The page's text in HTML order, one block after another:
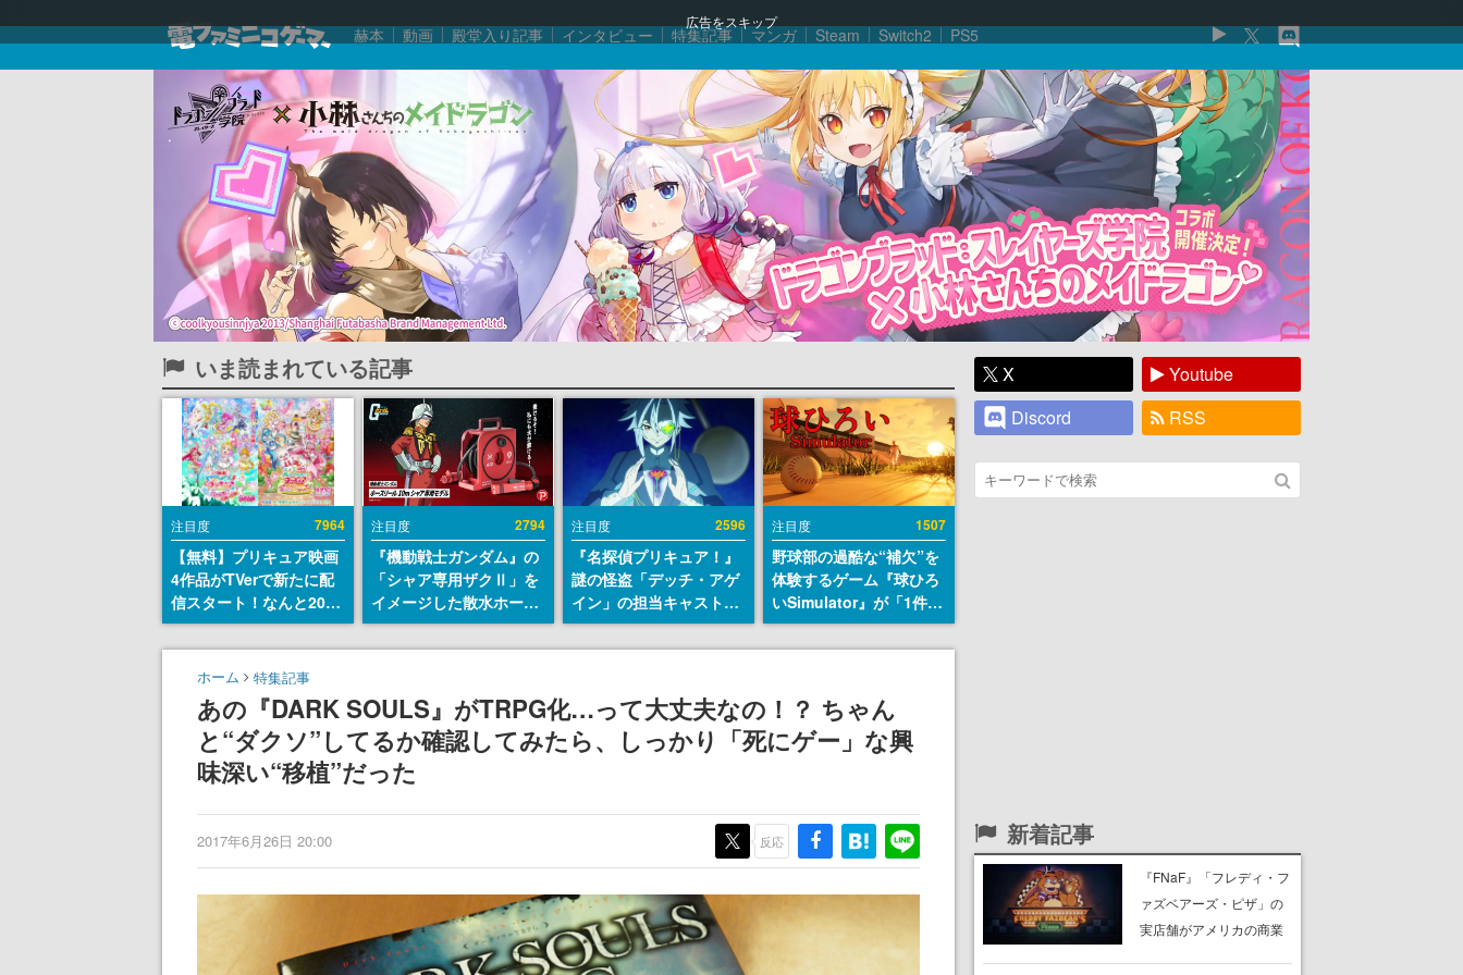
広告をスキップ
赫本 動画 殿堂入り記事 インタビュー 特集記事 マンガ Steam Switch2 PS5
いま読まれている記事
注目度 7964
【無料】プリキュア映画
4作品がTVerで新たに配
信スタート！なんと2018
年～2024年の映画ほぼす
べてが見放題に、ぶっち
ゃけありえないラインナ
注目度 2794
『機動戦士ガンダム』の
「シャア専用ザクⅡ」を
イメージした散水ホース
リールが予約開始。本体
にはシャアのパーソナル
エンブレム、型式番号な
どを配置
注目度 2596
『名探偵プリキュア！』
謎の怪盗「デッチ・アゲ
イン」の担当キャストは
天﨑滉平さんと判明。
『Re:ゼロから始める異
『ヒプノシスマイク』山
田三郎役など
注目度 1507
野球部の過酷な“補欠”を
体験するゲーム『球ひろ
いSimulator』が「1件」
のウィッシュリストをも
とにチェコ語に対応し
ェコのプロ野球選手から
称賛の声
ホーム 特集記事
あの『DARK SOULS』がTRPG化…って大丈夫なの！？ ちゃん
と“ダクソ”してるか確認してみたら、しっかり「死にゲー」な興
味深い“移植”だった
2017年6月26日 20:00 反応
X
Youtube
Discord
RSS
新着記事
『FNaF』「フレディ・フ
ァズベアーズ・ピザ」の
実店舗がアメリカの商業